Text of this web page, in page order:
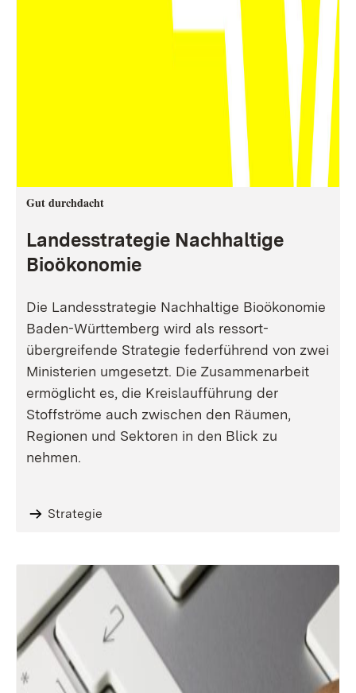
Gut durchdacht
Landesstrategie Nachhaltige
Bioökonomie
Die Landesstrategie Nachhaltige Bioökonomie
Baden-Württemberg wird als ressort-
übergreifende Strategie federführend von zwei
Ministerien umgesetzt. Die Zusammenarbeit
ermöglicht es, die Kreislaufführung der
Stoffströme auch zwischen den Räumen,
Regionen und Sektoren in den Blick zu
nehmen.
Strategie